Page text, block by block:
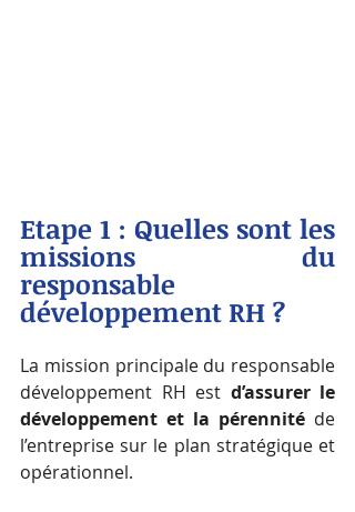
Etape 1 : Quelles sont les
missions du
responsable
développement RH ?
La mission principale du responsable
développement RH est d’assurer le
développement et la pérennité de
l’entreprise sur le plan stratégique et
opérationnel.